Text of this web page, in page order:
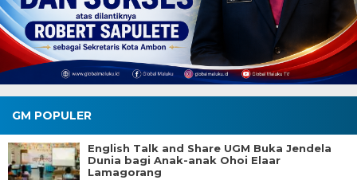
GM POPULER
English Talk and Share UGM Buka Jendela
Dunia bagi Anak-anak Ohoi Elaar
Lamagorang